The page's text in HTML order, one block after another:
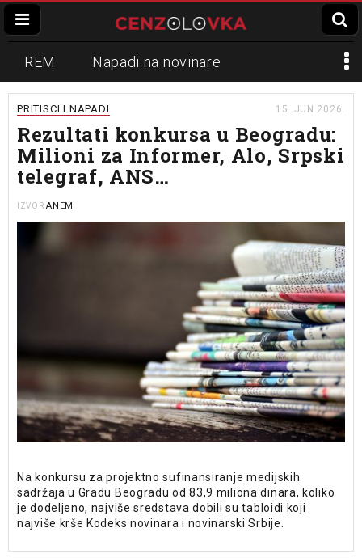
REM Napadi na novinare
Zvučni top
Propaganda Lokalni mediji
Informer Slavko Ćuruvija
PRITISCI I NAPADI 15. JUN 2026.
Rezultati konkursa u Beogradu:
Milioni za Informer, Alo, Srpski
telegraf, ANS…
IZVOR ANEM
Na konkursu za projektno sufinansiranje medijskih
sadržaja u Gradu Beogradu od 83,9 miliona dinara, koliko
je dodeljeno, najviše sredstava dobili su tabloidi koji
najviše krše Kodeks novinara i novinarski Srbije.